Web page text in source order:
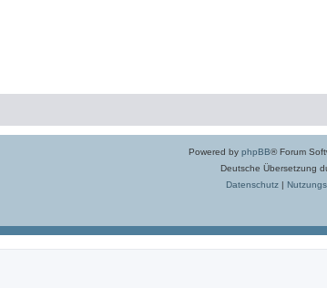
Powered by phpBB® Forum
Deutsche Übersetzung
Datenschutz|